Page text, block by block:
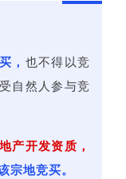
， 也不得以竞
自然人参与竞
产开发资质，
宗地竞买。